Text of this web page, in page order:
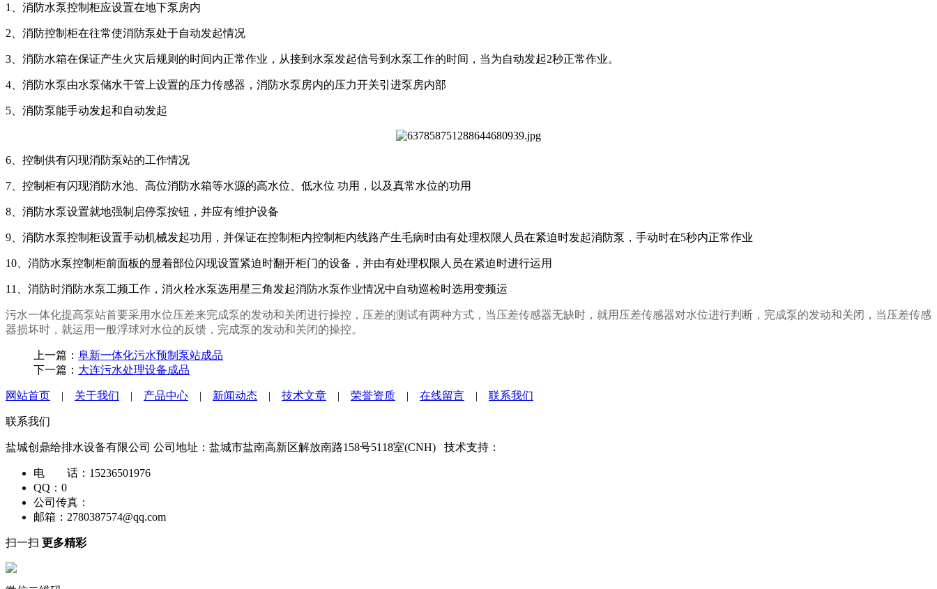
1、消防水泵控制柜应设置在地下泵房内
2、消防控制柜在往常使消防泵处于自动发起情况
3、消防水箱在保证产生火灾后规则的时间内正常作业，从接到水泵发起信号到水泵工作的时间，当为自动发起2秒正常作业。
4、消防水泵由水泵储水干管上设置的压力传感器，消防水泵房内的压力开关引进泵房内部
5、消防泵能手动发起和自动发起
6、控制供有闪现消防泵站的工作情况
7、控制柜有闪现消防水池、高位消防水箱等水源的高水位、低水位 功用，以及真常水位的功用
8、消防水泵设置就地强制启停泵按钮，并应有维护设备
9、消防水泵控制柜设置手动机械发起功用，并保证在控制柜内控制柜内线路产生毛病时由有处理权限人员在紧迫时发起消防泵，手动时在5秒内正常作业
10、消防水泵控制柜前面板的显着部位闪现设置紧迫时翻开柜门的设备，并由有处理权限人员在紧迫时进行运用
11、消防时消防水泵工频工作，消火栓水泵选用星三角发起消防水泵作业情况中自动巡检时选用变频运
污水一体化提高泵站首要采用水位压差来完成泵的发动和关闭进行操控，压差的测试有两种方式，当压差传感器无缺时，就用压差传感器对水位进行判断，完成泵的发动和关闭，当压差传感
器损坏时，就运用一般浮球对水位的反馈，完成泵的发动和关闭的操控。
上一篇： 阜新一体化污水预制泵站成品
下一篇： 大连污水处理设备成品
网站首页 | 关于我们 | 产品中心 | 新闻动态 | 技术文章 | 荣誉资质 | 在线留言 | 联系我们
联系我们
盐城创鼎给排水设备有限公司 公司地址：盐城市盐南高新区解放南路158号5118室(CNH) 技术支持：
电 话：15236501976
QQ：0
公司传真：
邮箱： 2780387574@qq.com
扫一扫 更多精彩